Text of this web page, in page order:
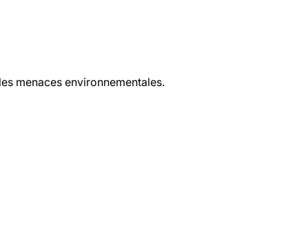
menaces environnementales.